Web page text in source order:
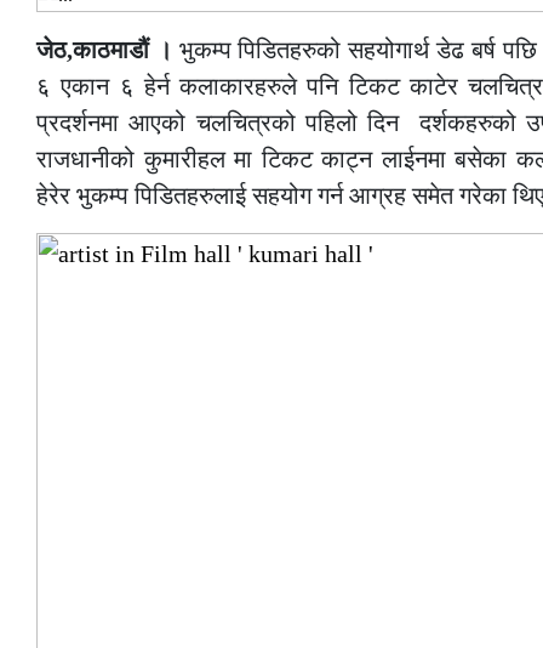
जेठ,काठमाडौं । भुकम्प पिडितहरुको सहयोगार्थ डेढ बर्ष
६ एकान ६ हेर्न कलाकारहरुले पनि टिकट काटेर
प्रदर्शनमा आएको चलचित्रको पहिलो दिन दर्शकहरुको
राजधानीको कुमारीहल मा टिकट काट्न लाईनमा
हेरेर भुकम्प पिडितहरुलाई सहयोग गर्न आग्रह समेत गरेका